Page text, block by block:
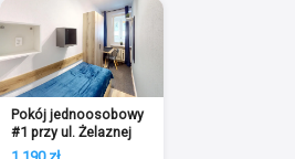
Pokój jednoosobowy
#1 przy ul. Żelaznej